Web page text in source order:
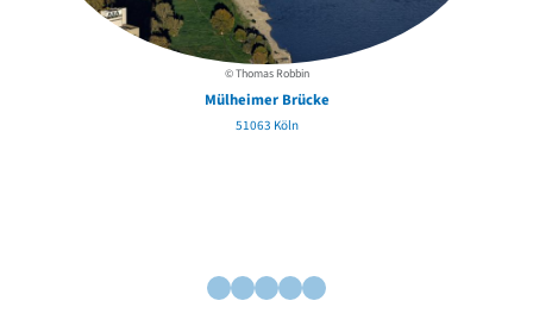
© Thomas Robbin
Mülheimer Brücke
51063 Köln